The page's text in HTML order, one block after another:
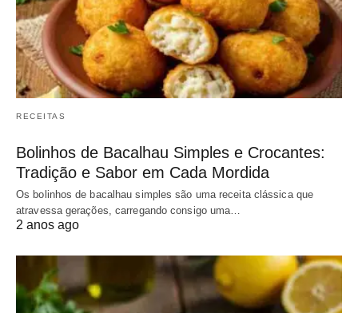
RECEITAS
Bolinhos de Bacalhau Simples e Crocantes:
Tradição e Sabor em Cada Mordida
Os bolinhos de bacalhau simples são uma receita clássica que
atravessa gerações, carregando consigo uma…
2 anos ago